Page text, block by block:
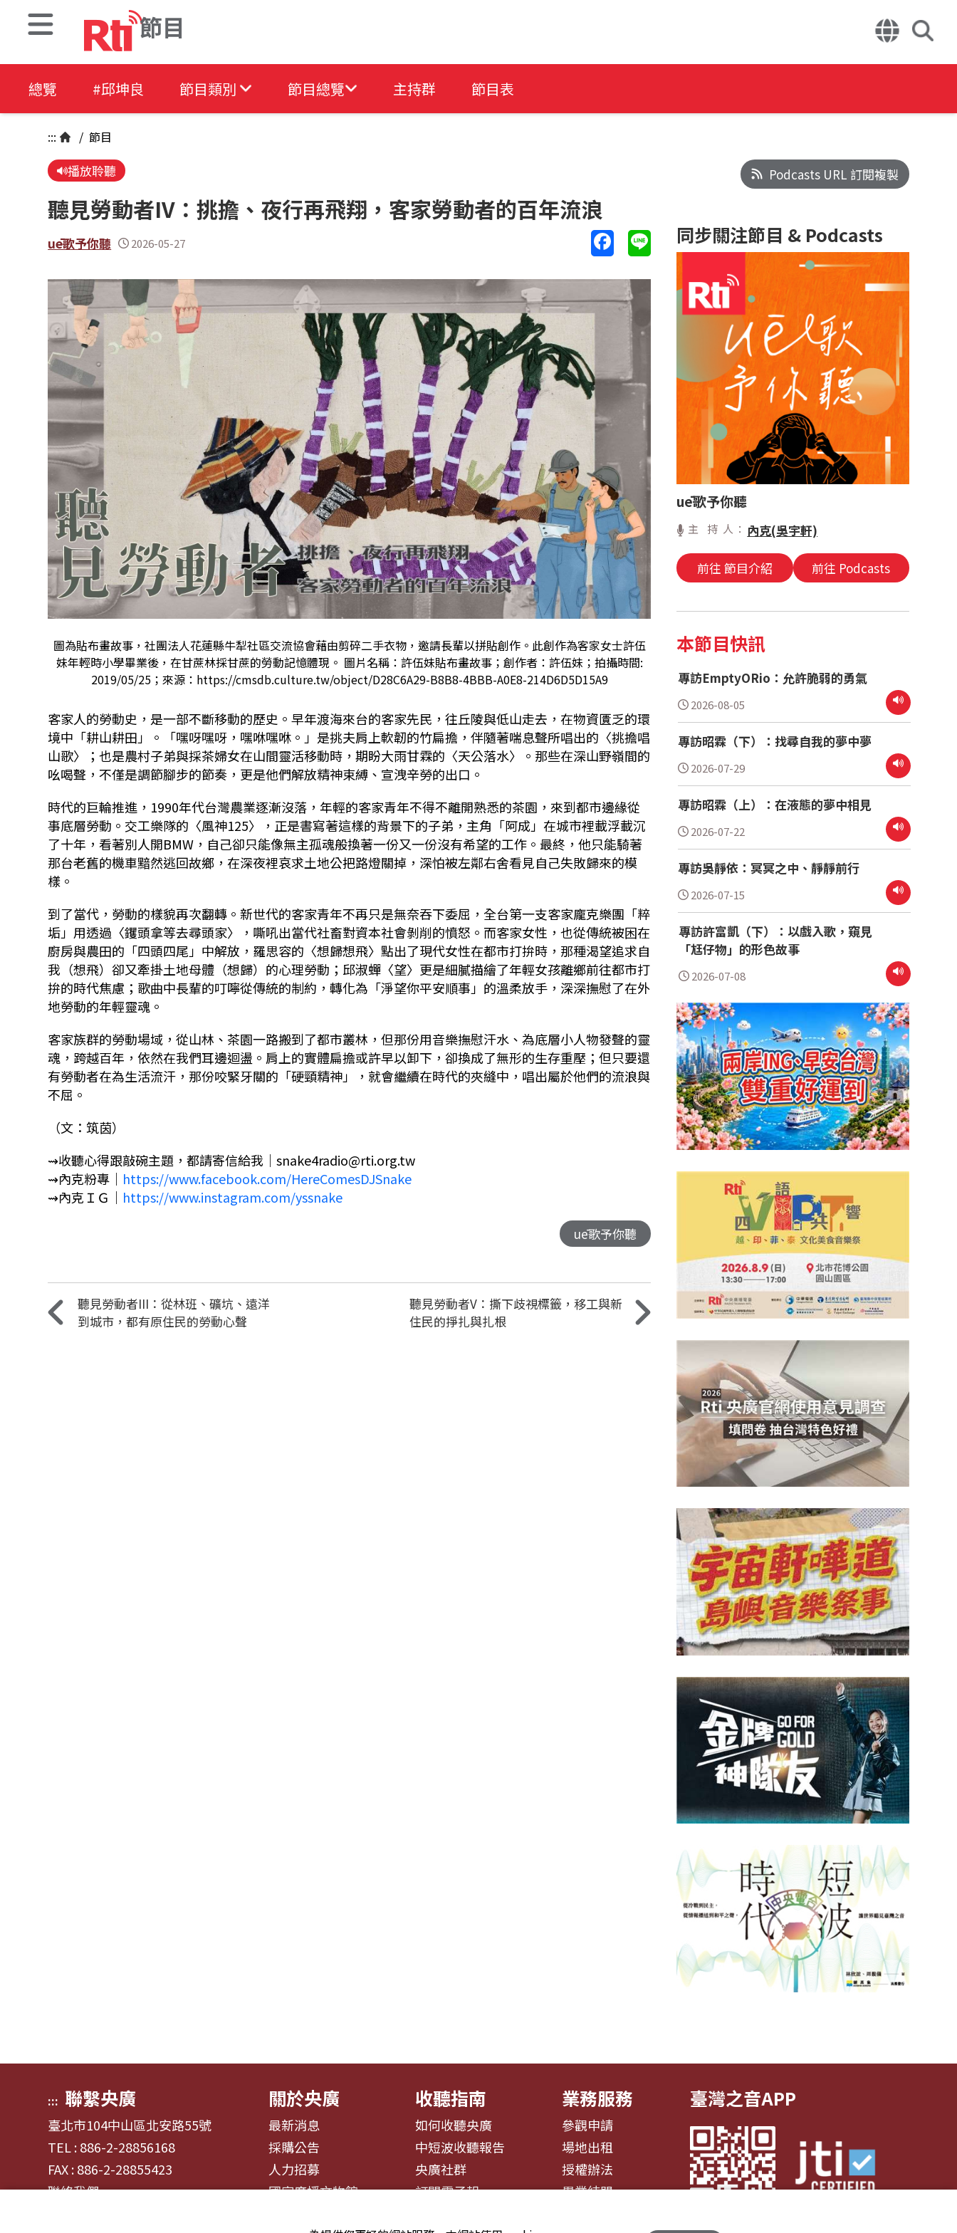
節目
總覽 #邱坤良 節目類別 節目總覽 主持群 節目表
::: / 節目
播放聆聽
聽見勞動者IV：挑擔、夜行再飛翔，客家勞動者的百年流浪
uē歌予你聽 2026-05-27
圖為貼布畫故事，社團法人花蓮縣牛犁社區交流協會藉由剪碎二手衣物，邀請長輩以拼貼創作。此創作為客家女士許伍
妹年輕時小學畢業後，在甘蔗林採甘蔗的勞動記憶體現。 圖片名稱：許伍妹貼布畫故事；創作者：許伍妹；拍攝時間:
2019/05/25；來源：https://cmsdb.culture.tw/object/D28C6A29-B8B8-4BBB-A0E8-214D6D5D15A9
客家人的勞動史，是一部不斷移動的歷史。早年渡海來台的客家先民，往丘陵與低山走去，在物資匱乏的環
境中「耕山耕田」。「嘿呀嘿呀，嘿咻嘿咻。」是挑夫肩上軟韌的竹扁擔，伴隨著喘息聲所唱出的〈挑擔唱
山歌〉；也是農村子弟與採茶婦女在山間靈活移動時，期盼大雨甘霖的〈天公落水〉。那些在深山野嶺間的
吆喝聲，不僅是調節腳步的節奏，更是他們解放精神束縛、宣洩辛勞的出口。
時代的巨輪推進，1990年代台灣農業逐漸沒落，年輕的客家青年不得不離開熟悉的茶園，來到都市邊緣從
事底層勞動。交工樂隊的〈風神125〉，正是書寫著這樣的背景下的子弟，主角「阿成」在城市裡載浮載沉
了十年，看著別人開BMW，自己卻只能像無主孤魂般換著一份又一份沒有希望的工作。最終，他只能騎著
那台老舊的機車黯然逃回故鄉，在深夜裡哀求土地公把路燈關掉，深怕被左鄰右舍看見自己失敗歸來的模
樣。
到了當代，勞動的樣貌再次翻轉。新世代的客家青年不再只是無奈吞下委屈，全台第一支客家龐克樂團「粹
垢」用透過〈钁頭拿等去尋頭家〉，嘶吼出當代社畜對資本社會剝削的憤怒。而客家女性，也從傳統被困在
廚房與農田的「四頭四尾」中解放，羅思容的〈想歸想飛〉點出了現代女性在都市打拚時，那種渴望追求自
我（想飛）卻又牽掛土地母體（想歸）的心理勞動；邱淑蟬〈望〉更是細膩描繪了年輕女孩離鄉前往都市打
拚的時代焦慮；歌曲中長輩的叮嚀從傳統的制約，轉化為「淨望你平安順事」的溫柔放手，深深撫慰了在外
地勞動的年輕靈魂。
客家族群的勞動場域，從山林、茶園一路搬到了都市叢林，但那份用音樂撫慰汗水、為底層小人物發聲的靈
魂，跨越百年，依然在我們耳邊迴盪。肩上的實體扁擔或許早以卸下，卻換成了無形的生存重壓；但只要還
有勞動者在為生活流汗，那份咬緊牙關的「硬頸精神」，就會繼續在時代的夾縫中，唱出屬於他們的流浪與
不屈。
（文：筑茵）
⇝收聽心得跟敲碗主題，都請寄信給我｜snake4radio@rti.org.tw
⇝內克粉專｜ https://www.facebook.com/HereComesDJSnake
⇝內克ＩＧ｜ https://www.instagram.com/yssnake
uē歌予你聽
聽見勞動者III：從林班、礦坑、遠洋
到城市，都有原住民的勞動心聲
聽見勞動者V：撕下歧視標籤，移工與新
住民的掙扎與扎根
Podcasts URL 訂閱複製
同步關注節目 & Podcasts
uē歌予你聽
主 持 人： 內克(吳宇軒)
前往 節目介紹 前往 Podcasts
本節目快訊
專訪EmptyORio：允許脆弱的勇氣
2026-08-05
專訪昭霖（下）：找尋自我的夢中夢
2026-07-29
專訪昭霖（上）：在液態的夢中相見
2026-07-22
專訪吳靜依：冥冥之中、靜靜前行
2026-07-15
專訪許富凱（下）：以戲入歌，窺見
「尪仔物」的形色故事
2026-07-08
::: 聯繫央廣
臺北市104中山區北安路55號
TEL : 886-2-28856168
FAX : 886-2-28855423
聯絡我們
關於央廣
最新消息
採購公告
人力招募
國家廣播文物館
收聽指南
如何收聽央廣
中短波收聽報告
央廣社群
訂閱電子報
業務服務
參觀申請
場地出租
授權辦法
異業結盟
臺灣之音APP